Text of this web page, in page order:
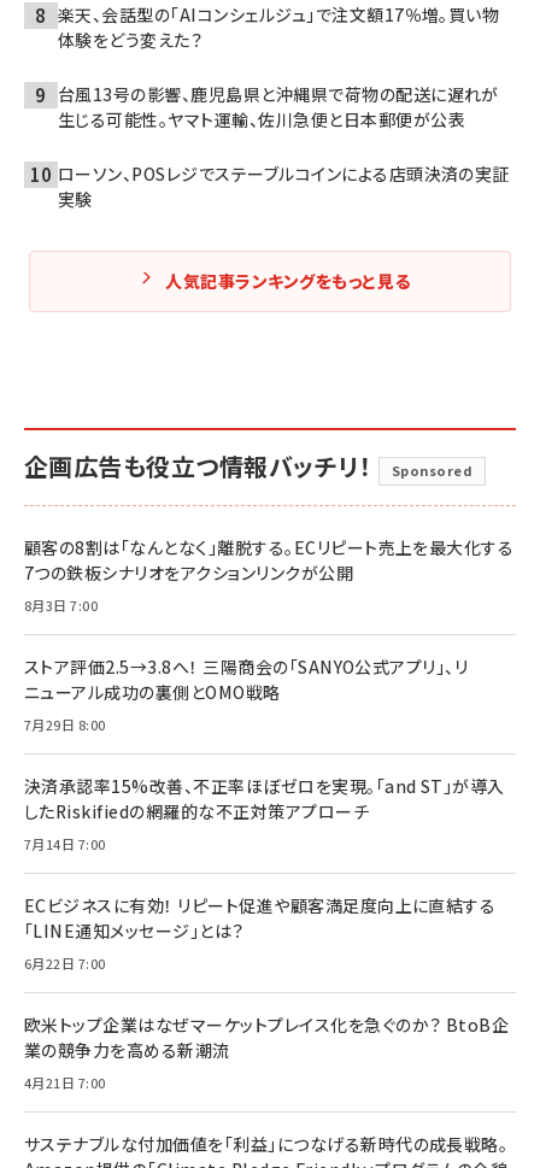
楽天、会話型の「AIコンシェルジュ」で注文額17％増。買い物
体験をどう変えた？
台風13号の影響、鹿児島県と沖縄県で荷物の配送に遅れが
生じる可能性。ヤマト運輸、佐川急便と日本郵便が公表
ローソン、POSレジでステーブルコインによる店頭決済の実証
実験
人気記事ランキングをもっと見る
企画広告も役立つ情報バッチリ！ Sponsored
顧客の8割は「なんとなく」離脱する。ECリピート売上を最大化する
7つの鉄板シナリオをアクションリンクが公開
8月3日 7:00
ストア評価2.5→3.8へ！ 三陽商会の「SANYO公式アプリ」、リ
ニューアル成功の裏側とOMO戦略
7月29日 8:00
決済承認率15%改善、不正率ほぼゼロを実現。「and ST」が導入
したRiskifiedの網羅的な不正対策アプローチ
7月14日 7:00
ECビジネスに有効！ リピート促進や顧客満足度向上に直結する
「LINE通知メッセージ」とは？
6月22日 7:00
欧米トップ企業はなぜマーケットプレイス化を急ぐのか？ BtoB企
業の競争力を高める新潮流
4月21日 7:00
サステナブルな付加価値を「利益」につなげる新時代の成長戦略。